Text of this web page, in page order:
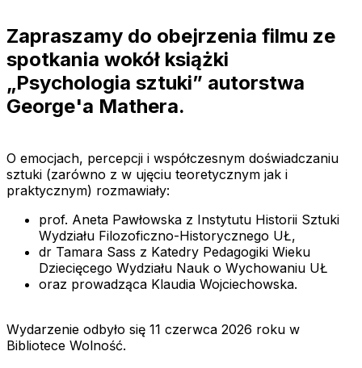
Zapraszamy do obejrzenia filmu ze
spotkania wokół książki
„Psychologia sztuki” autorstwa
George'a Mathera.
O emocjach, percepcji i współczesnym doświadczaniu
sztuki (zarówno z w ujęciu teoretycznym jak i
praktycznym) rozmawiały:
prof. Aneta Pawłowska z Instytutu Historii Sztuki
Wydziału Filozoficzno-Historycznego UŁ,
dr Tamara Sass z Katedry Pedagogiki Wieku
Dziecięcego Wydziału Nauk o Wychowaniu UŁ
oraz prowadząca Klaudia Wojciechowska.
Wydarzenie odbyło się 11 czerwca 2026 roku w
Bibliotece Wolność.